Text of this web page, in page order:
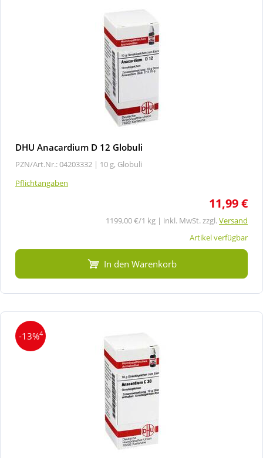
DHU Anacardium D 12 Globuli
PZN/Art.Nr.: 04203332 | 10 g, Globuli
Pflichtangaben
11,99 €
1199,00 €/1 kg | inkl. MwSt. zzgl.Versand
Artikel verfügbar
In den Warenkorb
-13%4